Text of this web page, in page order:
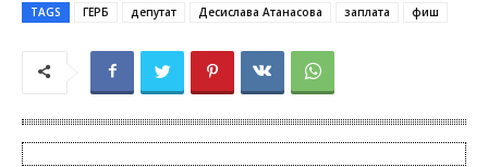
TAGS ГЕРБ депутат Десислава Атанасова заплата фиш